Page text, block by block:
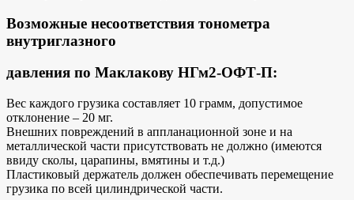
Возможные несоответствия тонометра
внутриглазного
давления по Маклакову НГм2-ОФТ-П:
Вес каждого грузика составляет 10 грамм, допустимое
отклонение – 20 мг.
Внешних повреждений в аппланационной зоне и на
металлической части присутствовать не должно (имеются
ввиду сколы, царапины, вмятины и т.д.)
Пластиковый держатель должен обеспечивать перемещение
грузика по всей цилиндрической части.